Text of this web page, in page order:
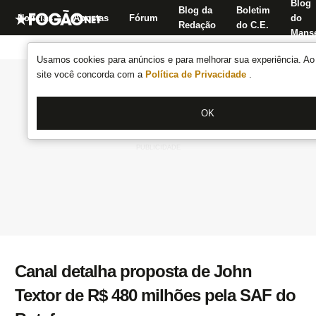
Usamos cookies para anúncios e para melhorar sua experiência.
site você concorda com a Política de Privacidade .
OK
Notícias Apostas Fórum
Blog da
Redação
Boletim
do C.E.
Blog
do
Canal detalha proposta de John
Textor de R$ 480 milhões pela SAF do